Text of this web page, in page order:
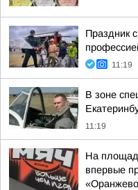
Праздник
11:19
В зоне
11:19
На
впервые